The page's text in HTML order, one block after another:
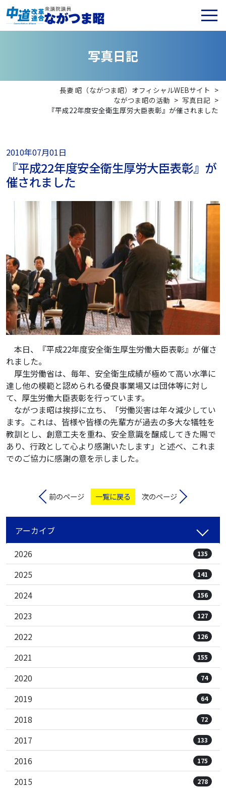
写真日記
長妻 昭（ながつま昭）オフィシャルWEBサイト >
ながつま昭の活動 > 写真日記 >
『平成22年度安全衛生厚労大臣表彰』が催されました
2010年07月01日
『平成22年度安全衛生厚労大臣表彰』が
催されました
本日、『平成22年度安全衛生厚生労働大臣表彰』が催さ
れました。
厚生労働省は、毎年、安全衛生成績が極めて高い水準に
達し他の模範と認められる優良事業場又は団体等に対し
て、厚生労働大臣表彰を行っています。
ながつま昭は挨拶に立ち、「労働災害は年々減少してい
ます。これは、皆様や皆様の先輩方が過去の多大な犠牲を
教訓とし、創意工夫を重ね、安全意識を醸成してきた賜で
あり、行政として心より感謝いたします」と述べ、これま
でのご協力に感謝の意を示しました。
前のページ 一覧に戻る 次のページ
アーカイブ
2026
135
2025 141
2024 156
2023 127
2022 126
2021 155
2020 74
2019 64
2018 72
2017 133
2016 175
2015 278